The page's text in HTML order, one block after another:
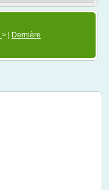
> |
Dernière